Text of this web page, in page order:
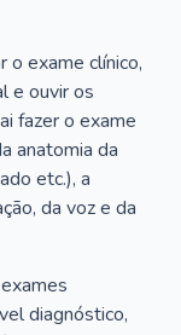
o exame clínico,
e ouvir os
fazer o exame
anatomia da
etc.), a
da voz e da
diagnóstico,